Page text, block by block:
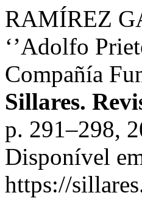
RAMÍREZ
‘’Adolfo
Compañía
Sillares.
p. 291–298,
Disponível
https://